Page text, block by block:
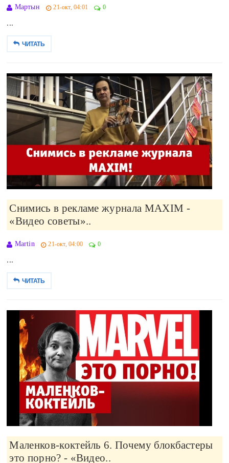
Мартын 21-окт, 04:01 0
...
ЧИТАТЬ
Снимись в рекламе журнала MAXIM -
«Видео советы»..
Martin 21-окт, 04:00 0
...
ЧИТАТЬ
Маленков-коктейль 6. Почему блокбастеры
это порно? - «Видео..